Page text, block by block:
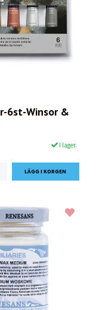
6st-Winsor &
I lager.